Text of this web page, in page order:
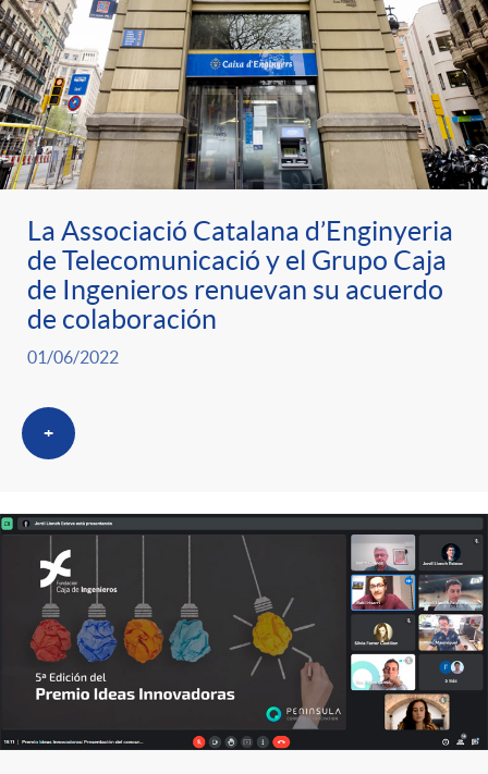
La Associació Catalana d’Enginyeria
de Telecomunicació y el Grupo Caja
de Ingenieros renuevan su acuerdo
de colaboración
01/06/2022
+